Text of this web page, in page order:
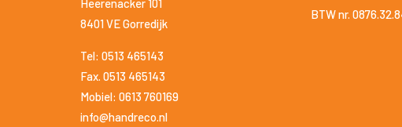
Heerenacker 101
8401 VE Gorredijk
Tel: 0513 465143
Fax. 0513 465143
Mobiel: 0613 760169
info@handreco.nl
BTW nr.